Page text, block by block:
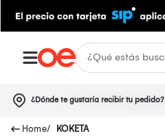
¿Dónde te gustaría recibir tu pedido?
KOKETA